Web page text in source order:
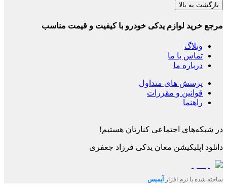
بازگشت به بالا
مرجع خرید لوازم یدکی خودرو با کیفیت و قیمت مناسب
وبلاگ
تماس با ما
درباره ما
پرسش های متداول
قوانین و مقررات
راهنما
در شبکه‌های اجتماعی کنارتان هستیم!
دانلود اپلیکیشن مغان یدکی فرزاد جعفری
ساخته شده با نرم افزار آیمیس